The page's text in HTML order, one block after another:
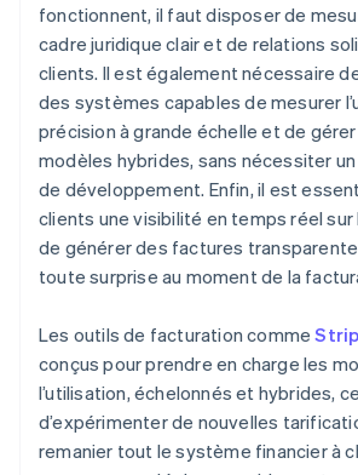
fonctionnent, il faut disposer de
cadre juridique clair et de relations
clients. Il est également nécessaire
des systèmes capables de mesurer
précision à grande échelle et de
modèles hybrides, sans nécessiter
de développement. Enfin, il est
clients une visibilité en temps réel
de générer des factures
toute surprise au moment de la
Les outils de facturation comme
conçus pour prendre en charge les
l’utilisation, échelonnés et hybrides,
d’expérimenter de nouvelles
remanier tout le système financier à